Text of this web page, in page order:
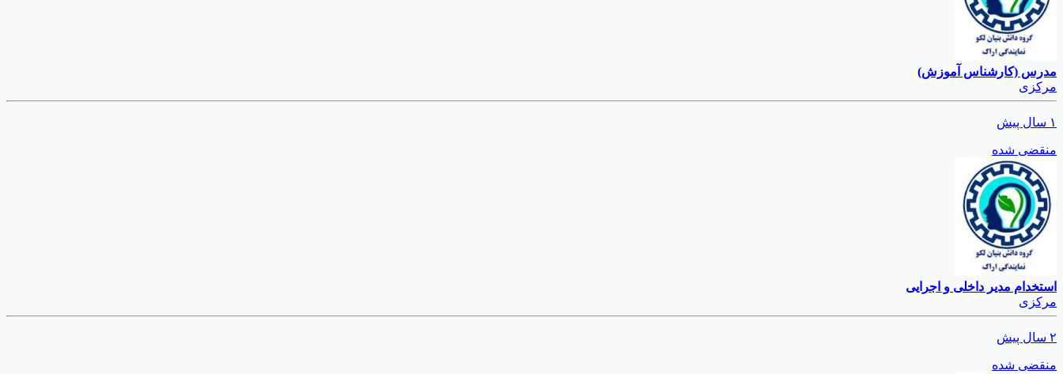
مدرس (کارشناس آموزش)
مرکزی
۱ سال پیش
منقضی شده
استخدام مدیر داخلی و اجرایی
مرکزی
۲ سال پیش
منقضی شده